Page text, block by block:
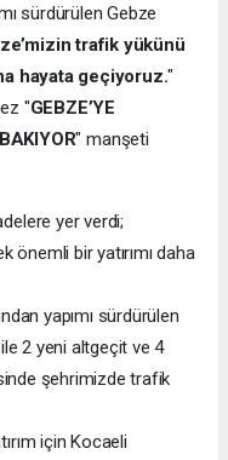
sürdürülen Gebze
trafik yükünü
hayata geçiyoruz."
"GEBZE’YE
" manşeti
yer verdi;
önemli bir yatırımı daha
yapımı sürdürülen
2 yeni altgeçit ve 4
şehrimizde trafik
için Kocaeli